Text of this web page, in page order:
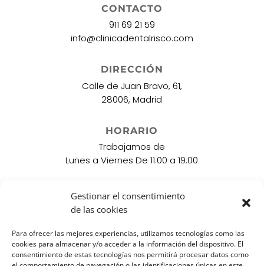
Gestionar el consentimiento
de las cookies
Para ofrecer las mejores experiencias, utilizamos tecnologías como las
cookies para almacenar y/o acceder a la información del dispositivo. El
consentimiento de estas tecnologías nos permitirá procesar datos como
CONTACTO
911 69 21 59
info@clinicadentalrisco.com
DIRECCIÓN
Calle de Juan Bravo, 61,
28006, Madrid
HORARIO
Trabajamos de
Lunes a Viernes De 11:00 a 19:00
LOCALIZACIONES
Diego de León